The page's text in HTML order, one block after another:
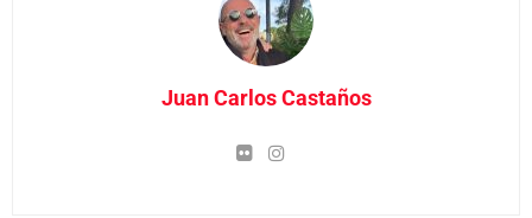
Juan Carlos Castaños